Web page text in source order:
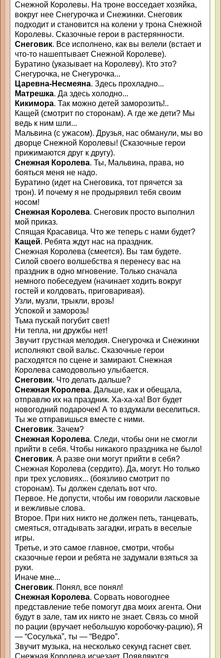
Снежной Королевы. На троне восседает хозяйка,
вокруг нее Снегурочка и Снежинки. Снеговик
подходит и становится на колени у трона Снежной
Королевы. Сказочные герои в растерянности.
Снеговик. Все исполнено, как вы велели (встает и
что-то нашептывает Снежной Королеве).
Буратино (указывает на Королеву). Кто это?
Снегурочка, не Снегурочка...
Царевна-Несмеяна. Здесь прохладно...
Матрешка. Да здесь холодно...
Кикимора. Так можно детей заморозить!..
Кащей (смотрит по сторонам). А где же дети? Мы
ведь к ним шли...
Мальвина (с ужасом). Друзья, нас обманули, мы во
дворце Снежной Королевы! (Сказочные герои
прижимаются друг к другу).
Снежная Королева. Ты, Мальвина, права, но
бояться меня не надо.
Буратино (идет на Снеговика, тот прячется за
трон). И почему я не продырявил тебя своим
носом!
Снежная Королева. Снеговик просто выполнил
мой приказ.
Спящая Красавица. Что же теперь с нами будет?
Кащей. Ребята ждут нас на праздник.
Снежная Королева (смеется). Вы там будете.
Силой своего волшебства я перенесу вас на
праздник в одно мгновение. Только сначала
немного побеседуем (начинает ходить вокруг
гостей и колдовать, приговаривая).
Узли, музли, трыкли, врозь!
Успокой и заморозь!
Тьма пускай погубит свет!
Ни тепла, ни дружбы нет!
Звучит грустная мелодия. Снегурочка и Снежинки
исполняют свой вальс. Сказочные герои
расходятся по сцене и замирают. Снежная
Королева самодовольно улыбается.
Снеговик. Что делать дальше?
Снежная Королева. Дальше, как и обещала,
отправлю их на праздник. Ха-ха-ха! Вот будет
новогодний подарочек! А то вздумали веселиться.
Ты же отправишься вместе с ними.
Снеговик. Зачем?
Снежная Королева. Следи, чтобы они не смогли
прийти в себя. Чтобы никакого праздника не было!
Снеговик. А разве они могут прийти в себя?
Снежная Королева (сердито). Да, могут. Но только
при трех условиях... (боязливо смотрит по
сторонам). Ты должен сделать вот что.
Первое. Не допусти, чтобы им говорили ласковые
и вежливые слова.
Второе. При них никто не должен петь, танцевать,
смеяться, отгадывать загадки, играть в веселые
игры.
Третье, и это самое главное, смотри, чтобы
сказочные герои и ребята не задумали взяться за
руки.
Иначе мне...
Снеговик. Понял, все понял!
Снежная Королева. Сорвать новогоднее
представление тебе помогут два моих агента. Они
будут в зале, там их никто не знает. Связь со мной
по рации (вручает небольшую коробочку-рацию), Я
— “Сосулька”, ты — “Ведро”.
Звучит музыка, на несколько секунд гаснет свет.
Снежная Королева исчезает. Появляются